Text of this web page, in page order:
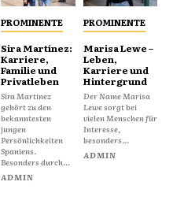
PROMINENTE
Sira Martínez:
Karriere,
Familie und
Privatleben
Sira Martínez
gehört zu den
bekanntesten
jungen
Persönlichkeiten
Spaniens.
Besonders durch...
ADMIN
PROMINENTE
Marisa Lewe –
Leben,
Karriere und
Hintergrund
Der Name Marisa
Lewe sorgt bei
vielen Menschen für
Interesse,
besonders...
ADMIN